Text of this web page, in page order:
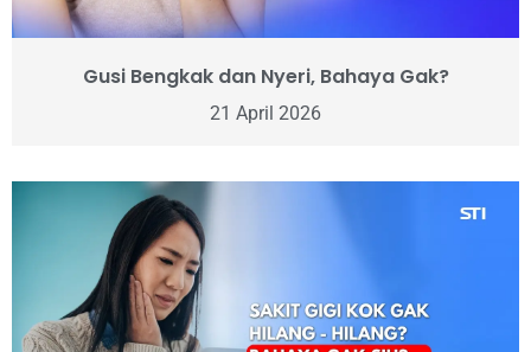
Gusi Bengkak dan Nyeri, Bahaya Gak?
21 April 2026